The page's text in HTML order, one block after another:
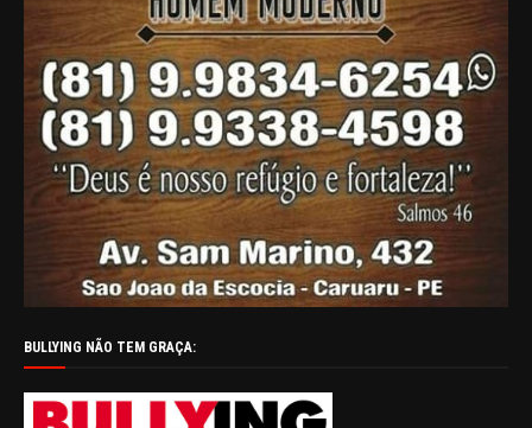
BULLYING NÃO TEM GRAÇA: